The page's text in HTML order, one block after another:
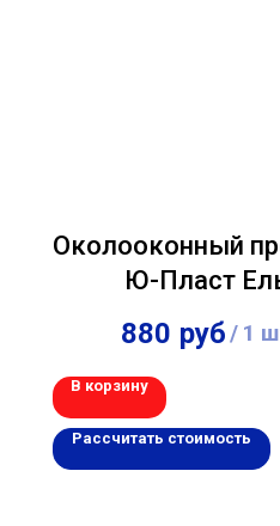
Околооконный
Ю-Пласт
балтийская
880 руб/ 1
В корзину
Рассчитать стоимость